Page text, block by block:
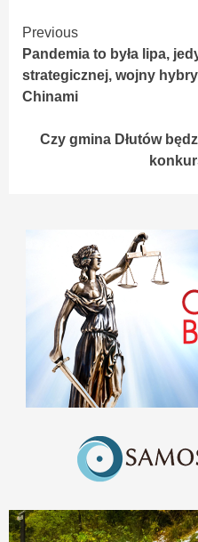
Continue
Reading
Previous
Pandemia to była lipa,
strategicznej, wojny
Chinami
Czy gmina Dłutów